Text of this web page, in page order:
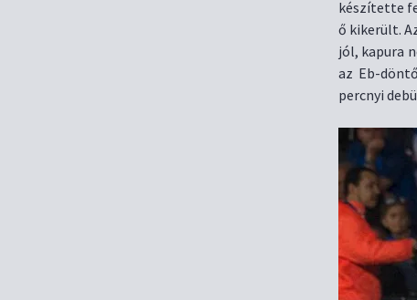
készítette
ő kikerült.
jól, kapura
az Eb-
percnyi